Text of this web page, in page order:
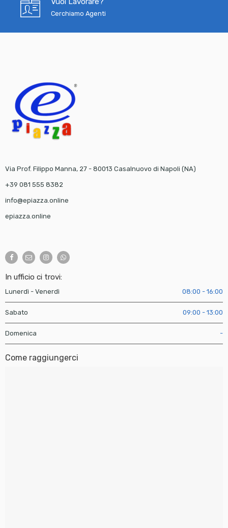
Cerchiamo Agenti
Via Prof. Filippo Manna, 27 - 80013 Casalnuovo di Napoli (NA)
+39 081 555 8382
info@epiazza.online
epiazza.online
In ufficio ci trovi:
Lunerdì - Venerdì 08:00 - 16:00
Sabato 09:00 - 13:00
Domenica -
Come raggiungerci